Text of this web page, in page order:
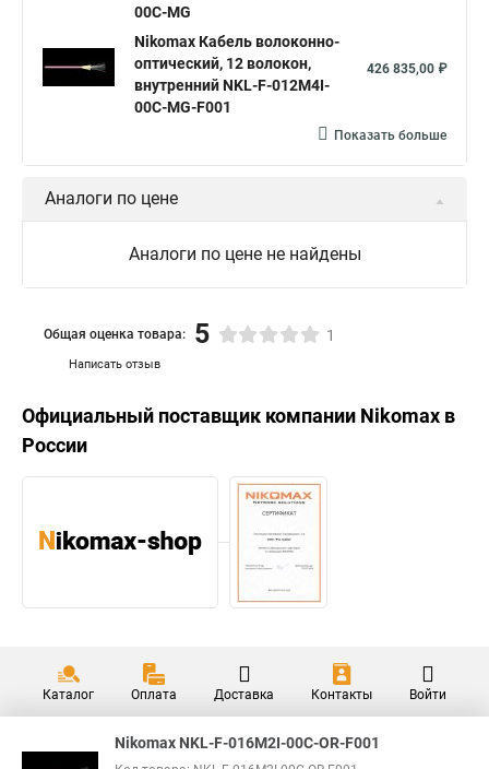
00C-MG
Nikomax Кабель волоконно-
оптический, 12 волокон,
внутренний NKL-F-012M4I-
00C-MG-F001
426 835,00 ₽
Показать больше
Аналоги по цене
Аналоги по цене не найдены
Написать отзыв
Общая оценка товара: 5 1
Официальный поставщик компании Nikomax в
России
Каталог Оплата Доставка Контакты Войти
Nikomax NKL-F-016M2I-00C-OR-F001